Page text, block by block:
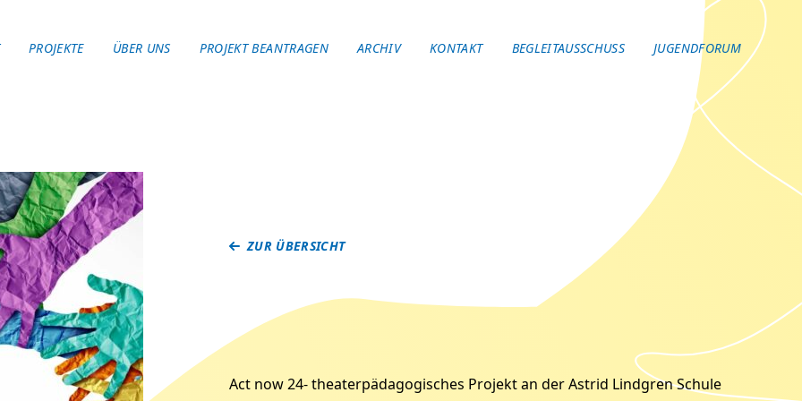
PROJEKTE ÜBER UNS PROJEKT BEANTRAGEN ARCHIV KONTAKT BEGLEITAUSSCHUSS JUGENDFORUM
ZUR ÜBERSICHT
Act now 24- theaterpädagogisches Projekt an der Astrid Lindgren Schule